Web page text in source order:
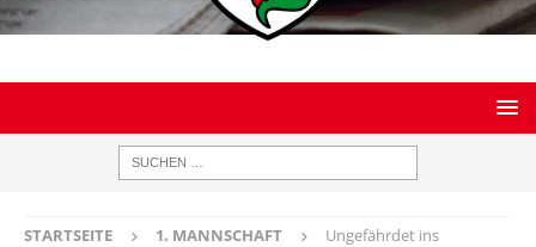
STARTSEITE 1. MANNSCHAFT
Ungefährdet ins